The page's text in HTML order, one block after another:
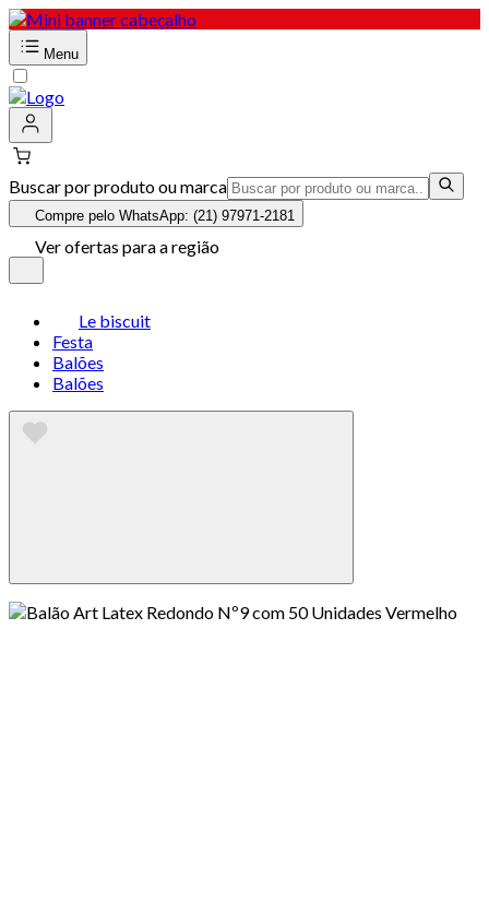
Menu
Buscar por produto ou marca
Compre pelo WhatsApp: (21) 97971-2181
Ver ofertas para a região
Le biscuit
Festa
Balões
Balões